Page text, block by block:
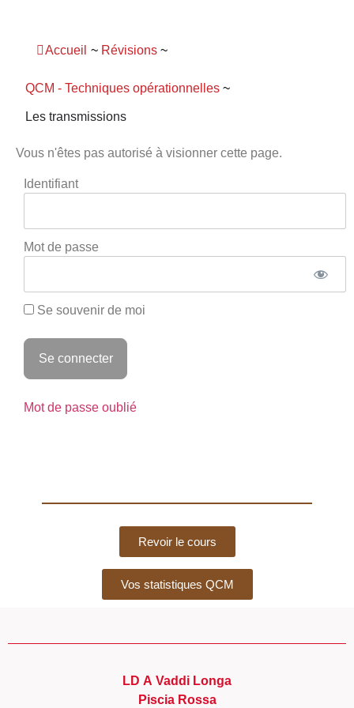
Accueil ~ Révisions ~
QCM - Techniques opérationnelles ~
Les transmissions
Vous n'êtes pas autorisé à visionner cette page.
Identifiant
Mot de passe
Se souvenir de moi
Mot de passe oublié
Revoir le cours
Vos statistiques QCM
LD A Vaddi Longa
Piscia Rossa